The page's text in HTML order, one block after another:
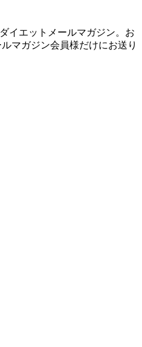
イエットメールマガジン。お
マガジン会員様だけにお送り